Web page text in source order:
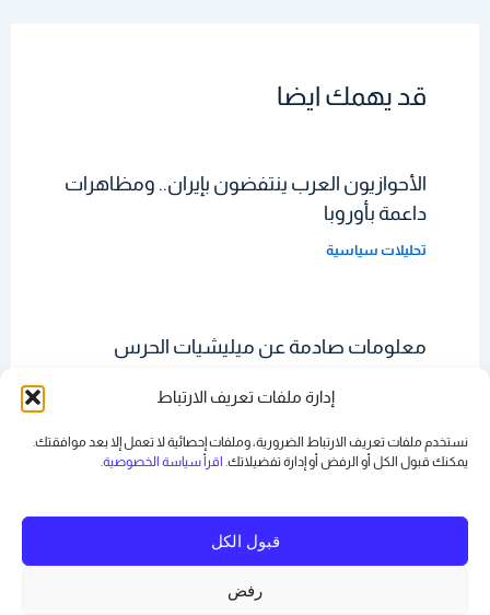
إدارة ملفات تعريف الارتباط
نستخدم ملفات تعريف الارتباط الضرورية، وملفات إحصائية لا تعمل إلا بعد موافقتك.
يمكنك قبول الكل أو الرفض أوإدارة تفضيلاتك. اقرأ سياسة الخصوصية.
قبول الكل
رفض
قد يهمك ايضا
الأحوازيون العرب ينتفضون بإيران.. ومظاهرات
داعمة بأوروبا
تحليلات سياسية
معلومات صادمة عن ميليشيات الحرس
تحليلات سياسية